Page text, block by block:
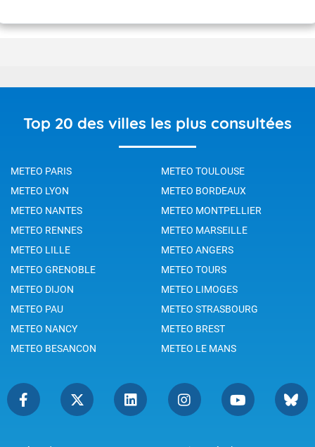
grêle atteignant le sol.
Top 20 des villes les plus consultées
METEO PARIS
METEO TOULOUSE
METEO LYON
METEO BORDEAUX
METEO NANTES
METEO MONTPELLIER
METEO RENNES
METEO MARSEILLE
METEO LILLE
METEO ANGERS
METEO GRENOBLE
METEO TOURS
METEO DIJON
METEO LIMOGES
METEO PAU
METEO STRASBOURG
METEO NANCY
METEO BREST
METEO BESANCON
METEO LE MANS